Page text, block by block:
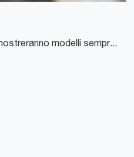
Progettisti e consulenti ti mostreranno modelli sempre più volti alla socializzazione, in quanto aperti verso il living ma accompagnati da caratteristiche peculiari tipiche delle cucine professionali.